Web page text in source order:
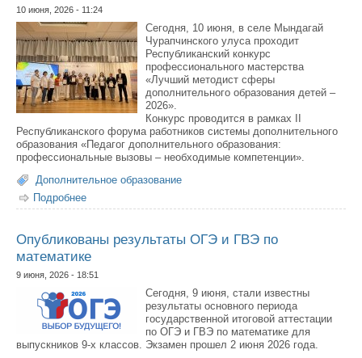
10 июня, 2026 - 11:24
Сегодня, 10 июня, в селе Мындагай
Чурапчинского улуса проходит
Республиканский конкурс
профессионального мастерства
«Лучший методист сферы
дополнительного образования детей –
2026».
Конкурс проводится в рамках II
Республиканского форума работников системы дополнительного
образования «Педагог дополнительного образования:
профессиональные вызовы – необходимые компетенции».
Дополнительное образование
Подробнее
дополнительного образования
Опубликованы результаты ОГЭ и ГВЭ по
математике
9 июня, 2026 - 18:51
Сегодня, 9 июня, стали известны
результаты основного периода
государственной итоговой аттестации
по ОГЭ и ГВЭ по математике для
выпускников 9-х классов. Экзамен прошел 2 июня 2026 года.